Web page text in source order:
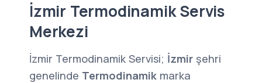
İzmir Termodinamik Servis
Merkezi
İzmir Termodinamik Servisi; İzmir şehri
genelinde Termodinamik marka